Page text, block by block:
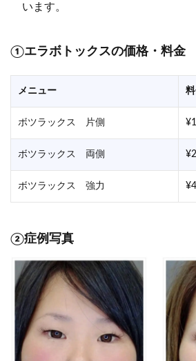
います。
①エラボトックスの価格・料金
メニュー 料
ボツラックス 片側
ボツラックス 両側
ボツラックス 強力
②症例写真